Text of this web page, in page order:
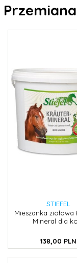
STIEFEL
Mieszanka
Mineral dla
138,00 PLN